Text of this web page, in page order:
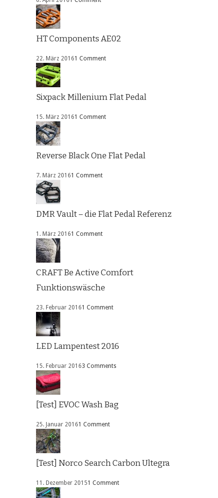
HT Components AE02
22. März 20161 Comment
Sixpack Millenium Flat Pedal
15. März 20161 Comment
Reverse Black One Flat Pedal
7. März 20161 Comment
DMR Vault – die Flat Pedal Referenz
1. März 20161 Comment
CRAFT Be Active Comfort
Funktionswäsche
23. Februar 20161 Comment
LED Lampentest 2016
15. Februar 20163 Comments
[Test] EVOC Wash Bag
25. Januar 20161 Comment
[Test] Norco Search Carbon Ultegra
11. Dezember 20151 Comment